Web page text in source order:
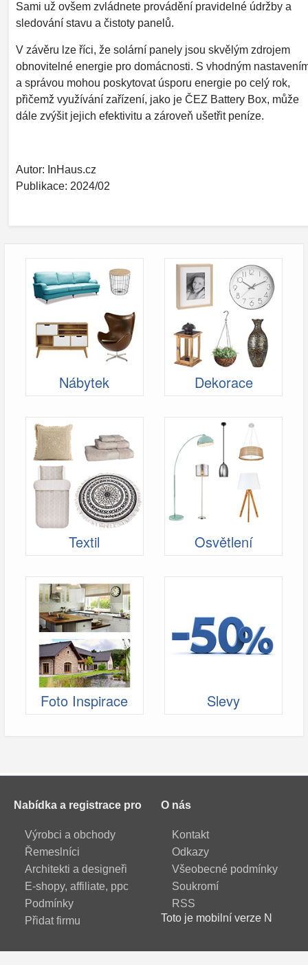
Sami už ovšem zvládnete provádění pravidelné údržby a
sledování stavu a čistoty panelů.
V závěru lze říci, že solární panely jsou skvělým zdrojem
obnovitelné energie pro domácnosti. S vhodným
a správou mohou poskytovat úsporu energie po celý rok,
přičemž využívání zařízení, jako je ČEZ Battery Box, může
dále zvýšit jejich efektivitu a zároveň ušetřit peníze.
Autor: InHaus.cz
Publikace: 2024/02
Nábytek Dekorace
Textil Osvětlení
Foto Inspirace Slevy
Nabídka a registrace pro
Výrobci a obchody
Řemeslníci
Architekti a designeři
E-shopy, affiliate, ppc
Podmínky
Přidat firmu
O nás
Kontakt
Odkazy
Všeobecné podmínky
Soukromí
RSS
Toto je mobilní verze N